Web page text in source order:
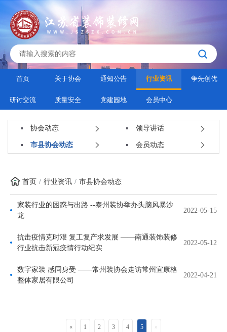
首页 关于协会 通知公告 行业资讯 争先创优
研讨交流 质量安全 党建园地 会员中心
协会动态 领导讲话
市县协会动态 会员动态
首页 行业资讯 市县协会动态
家装行业的困惑与出路 --泰州装协举办头脑风暴沙
龙
2022-05-15
抗击疫情克时艰 复工复产求发展 ——南通装饰装修
行业抗击新冠疫情行动纪实
2022-05-12
数字家装 感同身受 ——常州装协会走访常州宜康格
整体家居有限公司
2022-04-21
« 1 2 3 4 5 »